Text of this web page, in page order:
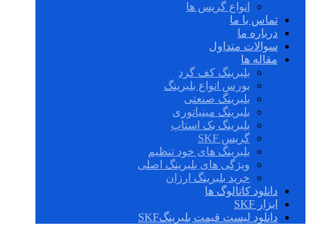
انواع گریس ها
تماس با ما
درباره ما
سوالات متداول
مقاله ها
بلبرینگ کف گرد
بورس انواع بلبرینگ
بلبرینگ صنعتی
بلبرینگ مینیاتوری
بلبرینگ بک استاپ
گریس SKF
بلبرینگ های خود تنظیم
ویژگی های بلبرینگ اصلی
خرید بلبرینگ ارزان
دانلود کاتالوگ ها
ابزار SKF
دانلود لیست قیمت بلبرینگSKF